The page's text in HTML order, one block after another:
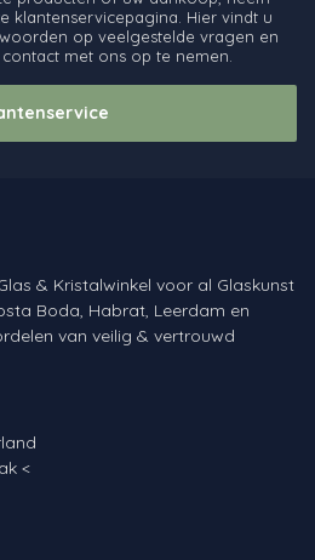
klantenservicepagina. Hier vindt u
op veelgestelde vragen en
met ons op te nemen.
& Kristalwinkel voor al Glaskunst
Boda, Habrat, Leerdam en
van veilig & vertrouwd
<